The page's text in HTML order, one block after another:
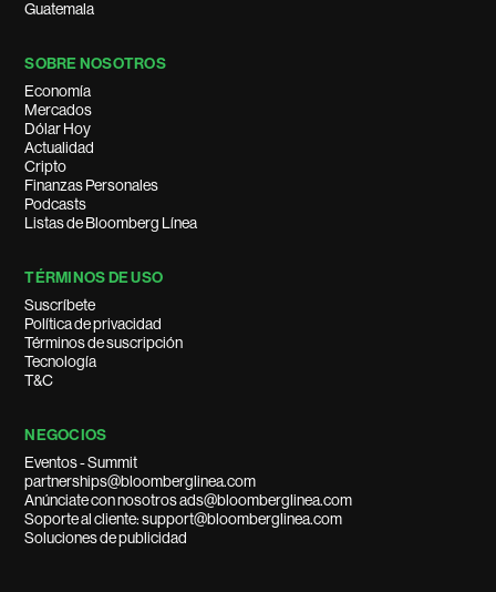
Guatemala
SOBRE NOSOTROS
Economía
Mercados
Dólar Hoy
Actualidad
Cripto
Finanzas Personales
Podcasts
Listas de Bloomberg Línea
TÉRMINOS DE USO
Suscríbete
Política de privacidad
Términos de suscripción
Tecnología
T&C
NEGOCIOS
Eventos - Summit
partnerships@bloomberglinea.com
Anúnciate con nosotros ads@bloomberglinea.com
Soporte al cliente: support@bloomberglinea.com
Soluciones de publicidad